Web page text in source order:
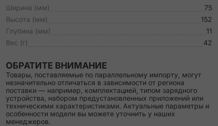
Ширина (мм)
75
Высота (мм)
152
Глубина (мм)
11
Вес (г)
42
ОБРАТИТЕ ВНИМАНИЕ
Товары, поставляемые по параллельному импорту, могут
незначительно отличаться в зависимости от региона
поставки — например, комплектацией, типом зарядного
устройства, набором предустановленных приложений или
техническими характеристиками. Актуальные параметры и
особенности модели вы можете уточнить у наших
менеджеров.